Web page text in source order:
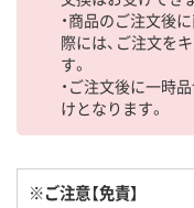
・商品のご注文後
際には、ご注文を
す。
・ご注文後に一時
けとなります。
※ご注意【免責】